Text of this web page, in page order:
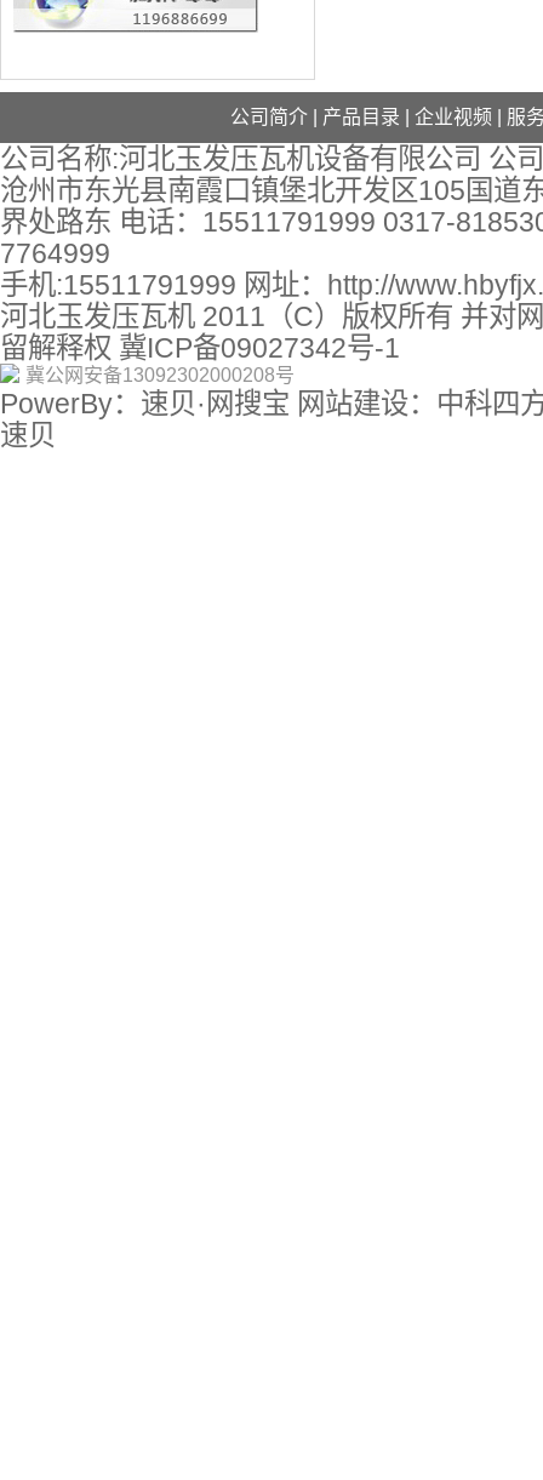
公司简介 产品目录 企业视频 服
公司名称:河北玉发压瓦机设备有限公司 公
沧州市东光县南霞口镇堡北开发区105国道
界处路东 电话：15511791999 0317-
7764999
手机:15511791999 网址： http://
河北玉发压瓦机 2011（C）版权所有 并对
留解释权 冀ICP备09027342号-1
冀公网安备13092302000208号
PowerBy：速贝·网搜宝 网站建设：中科四
速贝